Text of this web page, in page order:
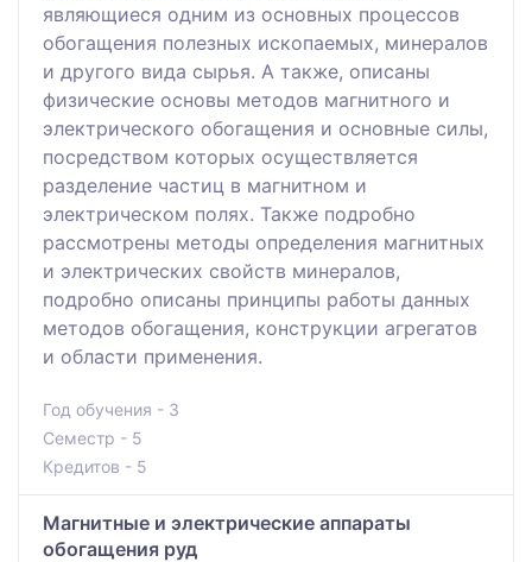
являющиеся одним из основных процессов
обогащения полезных ископаемых, минералов
и другого вида сырья. А также, описаны
физические основы методов магнитного и
электрического обогащения и основные силы,
посредством которых осуществляется
разделение частиц в магнитном и
электрическом полях. Также подробно
рассмотрены методы определения магнитных
и электрических свойств минералов,
подробно описаны принципы работы данных
методов обогащения, конструкции агрегатов
и области применения.
Год обучения - 3
Семестр - 5
Кредитов - 5
Магнитные и электрические аппараты
обогащения руд